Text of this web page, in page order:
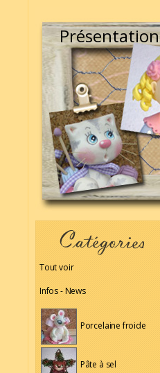
Présentation
Tout voir
Infos - News
Porcelaine froide
Pâte à sel